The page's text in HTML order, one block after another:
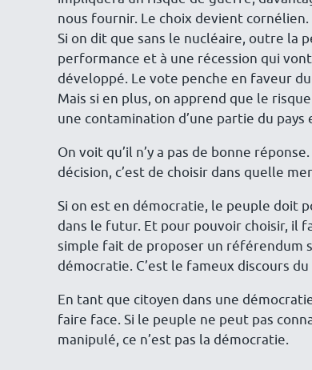
nous fournir. Le choix devient cornélien.
Si on dit que sans le nucléaire, outre la
performance et à une récession qui
développé. Le vote penche en faveur
Mais si en plus, on apprend que le
une contamination d’une partie du
On voit qu’il n’y a pas de bonne
décision, c’est de choisir dans quelle
Si on est en démocratie, le peuple doit
dans le futur. Et pour pouvoir choisir, il
simple fait de proposer un référendum
démocratie. C’est le fameux discours
En tant que citoyen dans une
faire face. Si le peuple ne peut pas
manipulé, ce n’est pas la démocratie.